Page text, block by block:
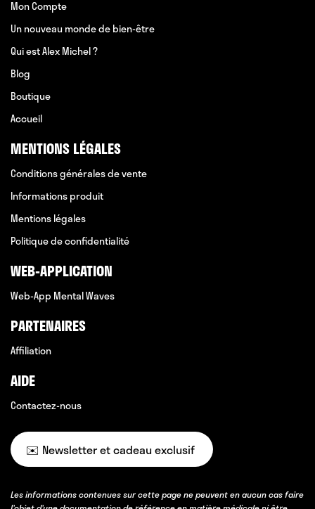
Mon Compte
Un nouveau monde de bien-être
Qui est Alex Michel ?
Blog
Boutique
Accueil
MENTIONS LÉGALES
Conditions générales de vente
Informations produit
Mentions légales
Politique de confidentialité
WEB-APPLICATION
Web-App Mental Waves
PARTENAIRES
Affiliation
AIDE
Contactez-nous
✉️ Newsletter et cadeau exclusif
Les informations contenues sur cette page ne peuvent en aucun cas faire